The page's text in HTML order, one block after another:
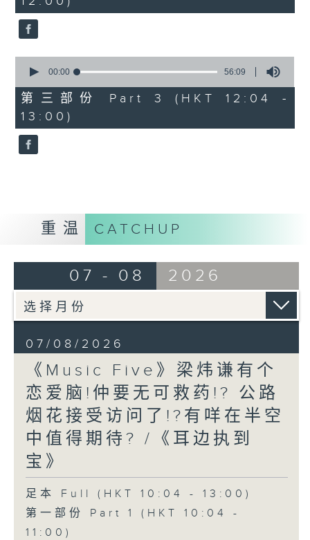
seconds
seconds
56
minutes,
9
seconds
00:00 56:09
第三部份 Part 3 (HKT 12:04 -
13:00)
重温 CATCHUP
07 - 08 2026
07/08/2026
《Music Five》梁炜谦有个
恋爱脑!仲要无可救药!? 公路
烟花接受访问了!?有咩在半空
中值得期待? /《耳边执到
宝》
足本 Full (HKT 10:04 - 13:00)
第一部份 Part 1 (HKT 10:04 -
11:00)